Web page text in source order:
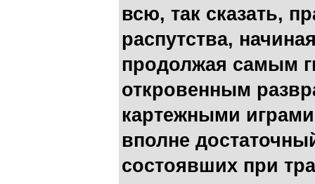
всю, так сказать,
распутства,
продолжая самым
откровенным
картежными
вполне
состоявших при